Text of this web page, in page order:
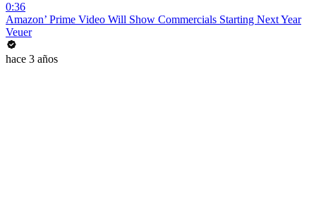
0:36
Amazon’ Prime Video Will Show Commercials Starting Next Year
Veuer
hace 3 años